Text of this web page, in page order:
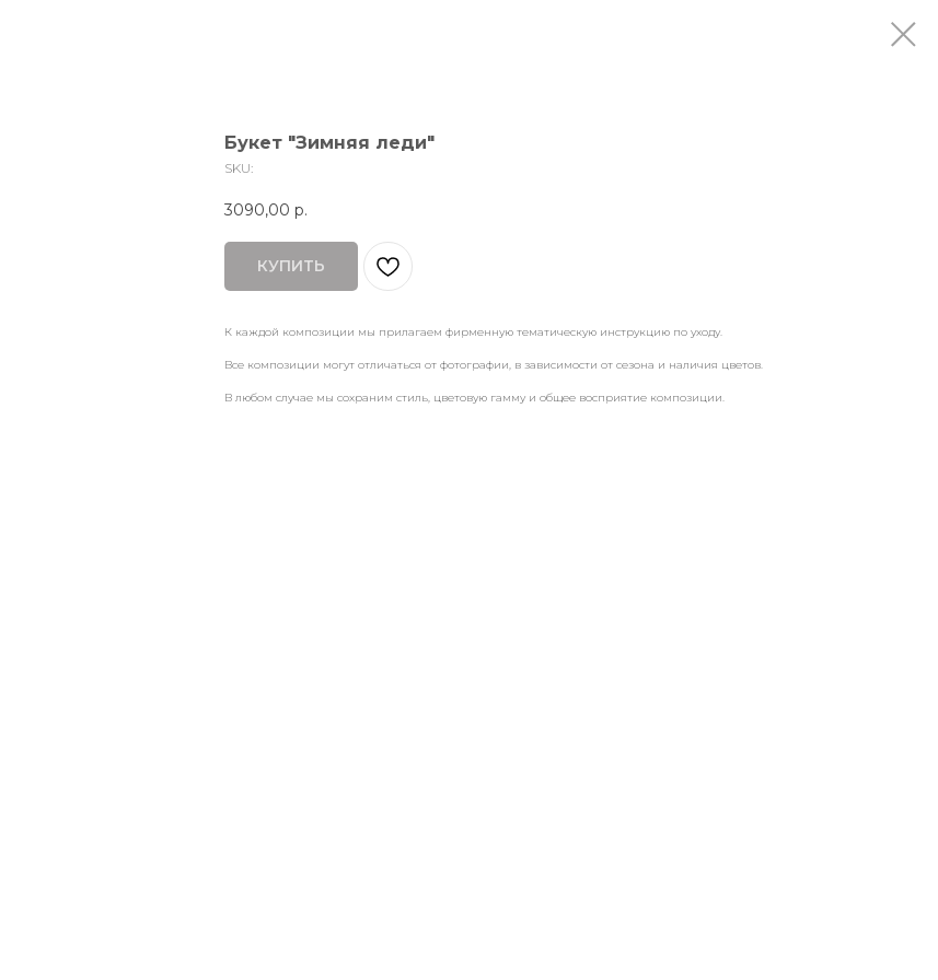
Букет "Зимняя леди"
SKU:
3090,00 р.
КУПИТЬ
К каждой композиции мы прилагаем фирменную тематическую инструкцию по уходу.
Все композиции могут отличаться от фотографии, в зависимости от сезона и наличия цветов.
В любом случае мы сохраним стиль, цветовую гамму и общее восприятие композиции.